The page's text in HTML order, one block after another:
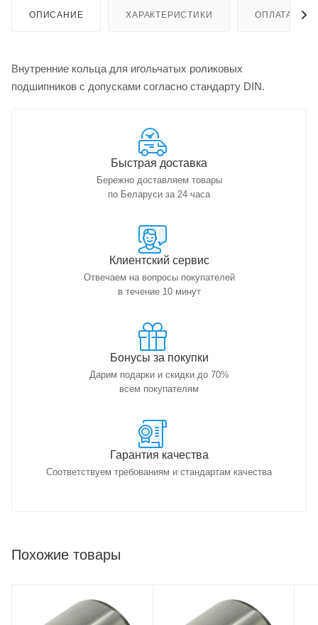
ОПИСАНИЕ ХАРАКТЕРИСТИКИ ОПЛАТА
Внутренние кольца для игольчатых роликовых
подшипников с допусками согласно стандарту DIN.
Быстрая доставка
Бережно доставляем товары
по Беларуси за 24 часа
Клиентский сервис
Отвечаем на вопросы покупателей
в течение 10 минут
Бонусы за покупки
Дарим подарки и скидки до 70%
всем покупателям
Гарантия качества
Соответствуем требованиям и стандартам качества
Похожие товары